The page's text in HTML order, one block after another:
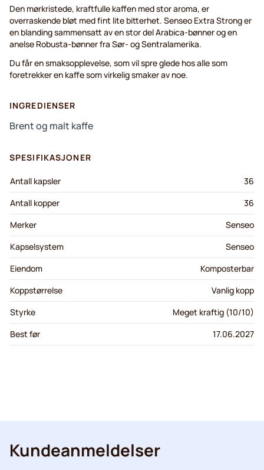
Den mørkristede, kraftfulle kaffen med stor aroma, er
overraskende bløt med fint lite bitterhet. Senseo Extra Strong er
en blanding sammensatt av en stor del Arabica-bønner og en
anelse Robusta-bønner fra Sør- og Sentralamerika.
Du får en smaksopplevelse, som vil spre glede hos alle som
foretrekker en kaffe som virkelig smaker av noe.
INGREDIENSER
Brent og malt kaffe
SPESIFIKASJONER
Antall kapsler
36
Antall kopper
36
Merker
Senseo
Kapselsystem
Senseo
Eiendom
Komposterbar
Koppstørrelse
Vanlig kopp
Styrke
Meget kraftig (10/10)
Best før
17.06.2027
Kundeanmeldelser